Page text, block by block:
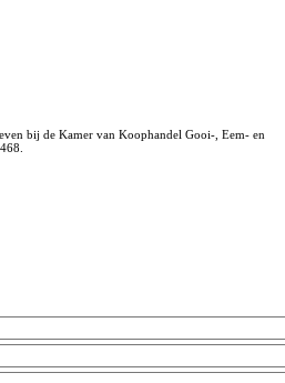
bij de Kamer van Koophandel Gooi-, Eem- en